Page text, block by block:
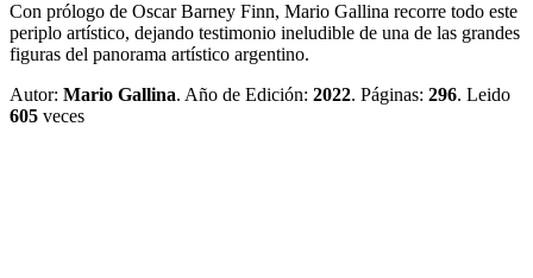
Con prólogo de Oscar Barney Finn, Mario Gallina recorre todo este
periplo artístico, dejando testimonio ineludible de una de las grandes
figuras del panorama artístico argentino.
Autor: Mario Gallina. Año de Edición: 2022. Páginas: 296. Leido
605 veces